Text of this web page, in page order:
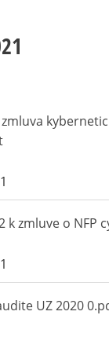
k zmluve o NFP
UZ 2020